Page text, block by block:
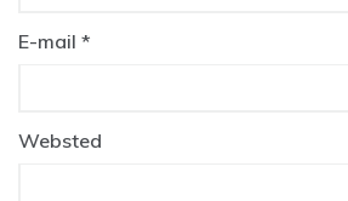
E-mail *
Websted